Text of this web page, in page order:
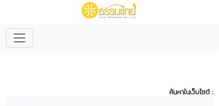
ค้นหาในเว็บไซต์ :